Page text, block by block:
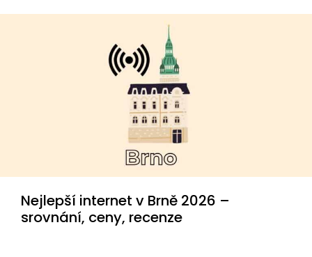
Nejlepší internet v Brně 2026 –
srovnání, ceny, recenze